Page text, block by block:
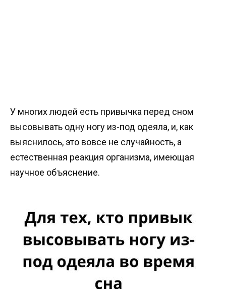
У многих людей есть привычка перед сном
высовывать одну ногу из-под одеяла, и, как
выяснилось, это вовсе не случайность, а
естественная реакция организма, имеющая
научное объяснение.